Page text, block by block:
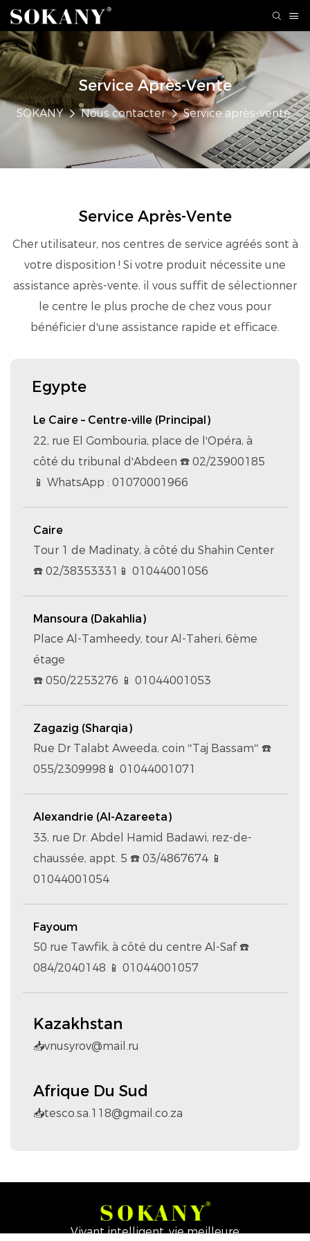
Service Après-Vente
SOKANY Nous contacter Service après-vente
Service Après-Vente
Cher utilisateur, nos centres de service agréés sont à
votre disposition ! Si votre produit nécessite une
assistance après-vente, il vous suffit de sélectionner
le centre le plus proche de chez vous pour
bénéficier d'une assistance rapide et efficace.
Egypte
Le Caire – Centre-ville (Principal)
22, rue El Gombouria, place de l'Opéra, à
côté du tribunal d'Abdeen ☎️ 02/23900185
📱 WhatsApp : 01070001966
Caire
Tour 1 de Madinaty, à côté du Shahin Center
☎️ 02/38353331📱 01044001056
Mansoura (Dakahlia)
Place Al-Tamheedy, tour Al-Taheri, 6ème
étage
☎️ 050/2253276 📱 01044001053
Zagazig (Sharqia)
Rue Dr Talabt Aweeda, coin "Taj Bassam" ☎️
055/2309998📱 01044001071
Alexandrie (Al-Azareeta)
33, rue Dr. Abdel Hamid Badawi, rez-de-
chaussée, appt. 5 ☎️ 03/4867674 📱
01044001054
Fayoum
50 rue Tawfik, à côté du centre Al-Saf ☎️
084/2040148 📱 01044001057
Kazakhstan
📥vnusyrov@mail.ru
Afrique Du Sud
📥tesco.sa.118@gmail.co.za
Vivant intelligent, vie meilleure